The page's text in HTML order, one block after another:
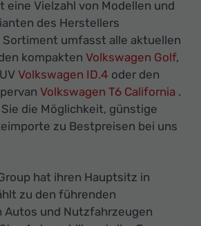
Vielzahl von Modellen und
des Herstellers
Sortiment umfasst alle aktuellen
kompakten Volkswagen Golf,
Volkswagen ID.4 oder den
Volkswagen T6 California .
die Möglichkeit, günstige
zu Bestpreisen bei uns
hat ihren Hauptsitz in
zu den führenden
Autos und Nutzfahrzeugen